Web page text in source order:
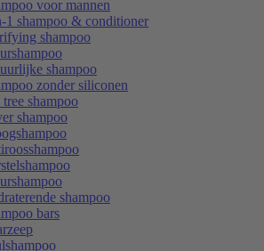
voor mannen
1 shampoo & conditioner
shampoo
shampoo
zonder siliconen
tree shampoo
shampoo
shampoo
bars